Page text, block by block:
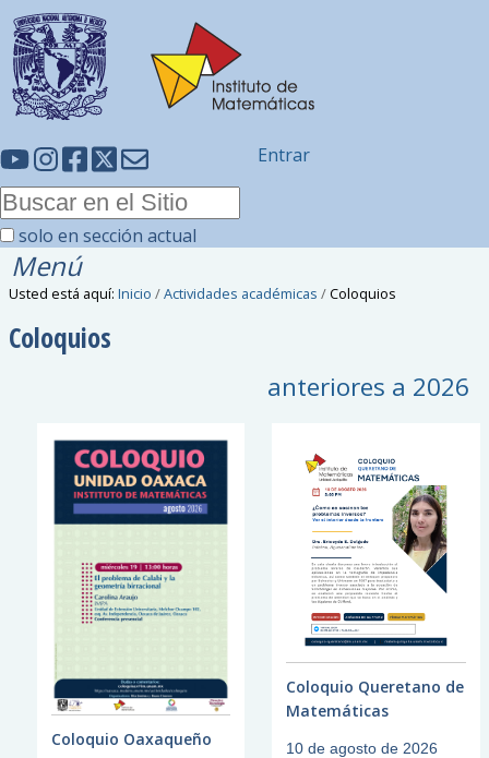
solo en sección actual
Entrar
Menú
Usted está aquí: Inicio /Actividades académicas /Coloquios
Coloquios
anteriores a 2026
Coloquio Oaxaqueño
Coloquio Queretano de
Matemáticas
10 de agosto de 2026